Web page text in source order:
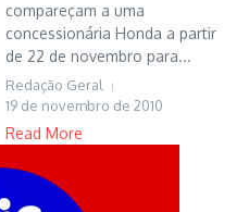
compareçam a uma
concessionária Honda a partir
de 22 de novembro para...
Redação Geral
19 de novembro de 2010
Read More